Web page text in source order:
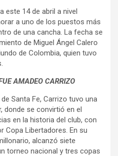
este 14 de abril a nivel
a uno de los puestos más
de una cancha. La fecha se
de Miguel Ángel Calero
de Colombia, quien tuvo
AMADEO CARRIZO
Santa Fe, Carrizo tuvo una
donde se convirtió en el
en la historia del club, con
Copa Libertadores. En su
alcanzó siete
torneo nacional y tres copas